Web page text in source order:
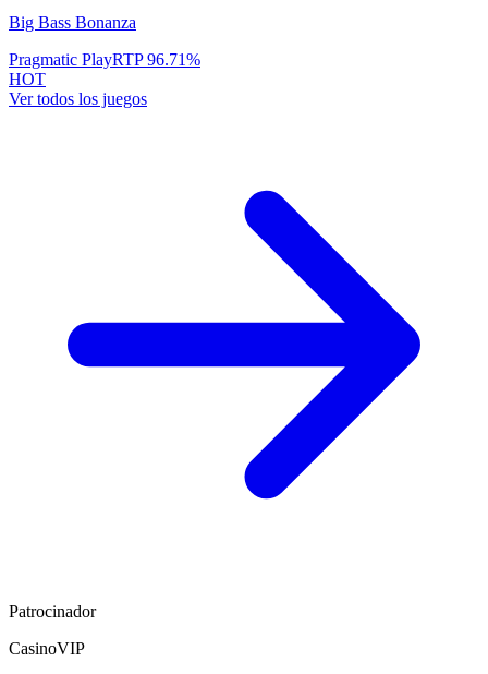
Big Bass Bonanza
Pragmatic PlayRTP96.71%
HOT
Ver todos los juegos
Patrocinador
CasinoVIP